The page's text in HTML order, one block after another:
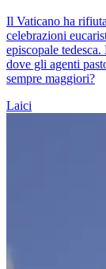
Il Vaticano ha
celebrazioni
episcopale
dove gli agenti
sempre maggiori?
Laici